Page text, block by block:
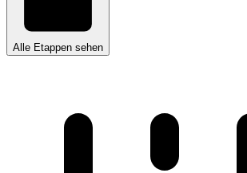
Alle Etappen sehen